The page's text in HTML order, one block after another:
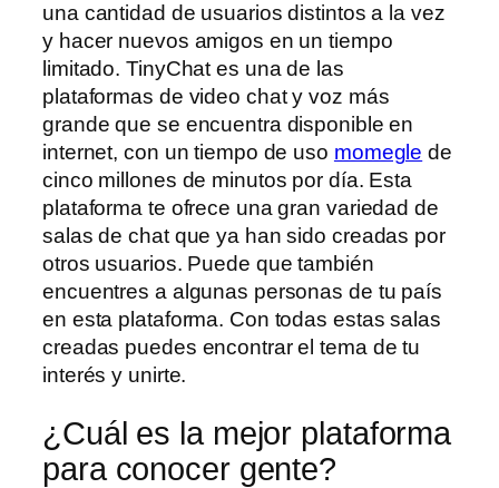
una cantidad de usuarios distintos a la vez
y hacer nuevos amigos en un tiempo
limitado. TinyChat es una de las
plataformas de video chat y voz más
grande que se encuentra disponible en
internet, con un tiempo de uso momegle de
cinco millones de minutos por día. Esta
plataforma te ofrece una gran variedad de
salas de chat que ya han sido creadas por
otros usuarios. Puede que también
encuentres a algunas personas de tu país
en esta plataforma. Con todas estas salas
creadas puedes encontrar el tema de tu
interés y unirte.
¿Cuál es la mejor plataforma
para conocer gente?